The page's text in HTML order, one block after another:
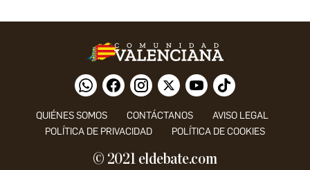
QUIÉNES SOMOS CONTÁCTANOS
AVISO LEGAL
POLÍTICA DE PRIVACIDAD
POLÍTICA DE COOKIES
© 2021 eldebate.com